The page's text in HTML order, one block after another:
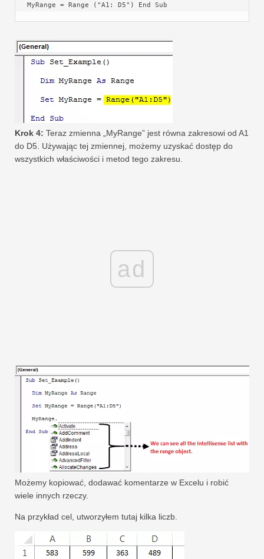
MyRange = Range ("A1: D5") End Sub
Krok 4: Teraz zmienna „MyRange” jest równa zakresowi od A1
do D5. Używając tej zmiennej, możemy uzyskać dostęp do
wszystkich właściwości i metod tego zakresu.
ad
Możemy kopiować, dodawać komentarze w Excelu i robić
wiele innych rzeczy.
Na przykład cel, utworzyłem tutaj kilka liczb.